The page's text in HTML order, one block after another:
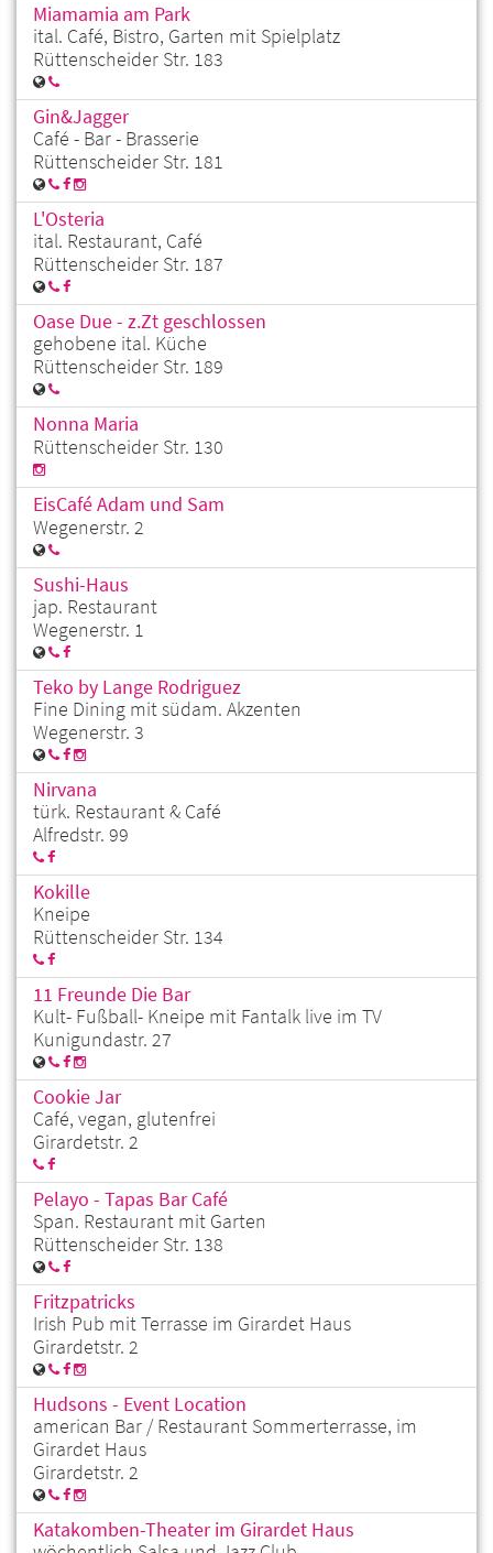
Miamamia am Park
ital. Café, Bistro, Garten mit Spielplatz
Rüttenscheider Str. 183
Gin&Jagger
Café - Bar - Brasserie
Rüttenscheider Str. 181
L'Osteria
ital. Restaurant, Café
Rüttenscheider Str. 187
Oase Due - z.Zt geschlossen
gehobene ital. Küche
Rüttenscheider Str. 189
Nonna Maria
Rüttenscheider Str. 130
EisCafé Adam und Sam
Wegenerstr. 2
Sushi-Haus
jap. Restaurant
Wegenerstr. 1
Teko by Lange Rodriguez
Fine Dining mit südam. Akzenten
Wegenerstr. 3
Nirvana
türk. Restaurant & Café
Alfredstr. 99
Kokille
Kneipe
Rüttenscheider Str. 134
11 Freunde Die Bar
Kult- Fußball- Kneipe mit Fantalk live im TV
Kunigundastr. 27
Cookie Jar
Café, vegan, glutenfrei
Girardetstr. 2
Pelayo - Tapas Bar Café
Span. Restaurant mit Garten
Rüttenscheider Str. 138
Fritzpatricks
Irish Pub mit Terrasse im Girardet Haus
Girardetstr. 2
Hudsons - Event Location
american Bar / Restaurant Sommerterrasse, im
Girardet Haus
Girardetstr. 2
Katakomben-Theater im Girardet Haus